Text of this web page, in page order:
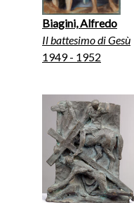
Biagini, Alfredo
Il battesimo di Gesù
1949 - 1952